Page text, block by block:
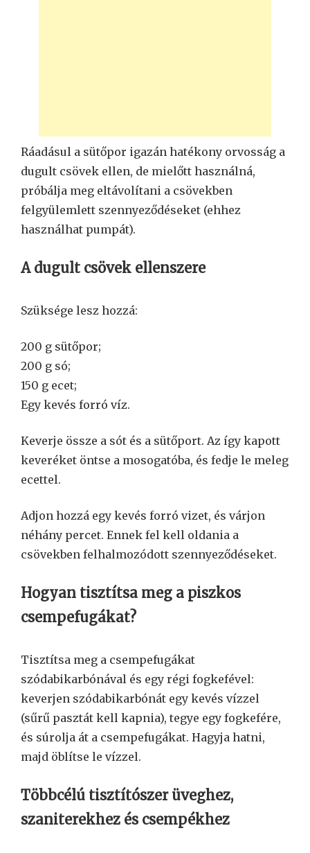
Ráadásul a sütőpor igazán hatékony orvosság a
dugult csövek ellen, de mielőtt használná,
próbálja meg eltávolítani a csövekben
felgyülemlett szennyeződéseket (ehhez
használhat pumpát).
A dugult csövek ellenszere
Szüksége lesz hozzá:
200 g sütőpor;
200 g só;
150 g ecet;
Egy kevés forró víz.
Keverje össze a sót és a sütőport. Az így kapott
keveréket öntse a mosogatóba, és fedje le meleg
ecettel.
Adjon hozzá egy kevés forró vizet, és várjon
néhány percet. Ennek fel kell oldania a
csövekben felhalmozódott szennyeződéseket.
Hogyan tisztítsa meg a piszkos
csempefugákat?
Tisztítsa meg a csempefugákat
szódabikarbónával és egy régi fogkefével:
keverjen szódabikarbónát egy kevés vízzel
(sűrű pasztát kell kapnia), tegye egy fogkefére,
és súrolja át a csempefugákat. Hagyja hatni,
majd öblítse le vízzel.
Többcélú tisztítószer üveghez,
szaniterekhez és csempékhez